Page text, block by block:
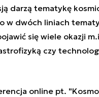
darzą tematykę
w dwóch liniach
się wiele okazji
czy
online pt.